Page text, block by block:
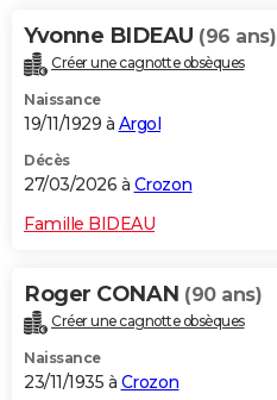
Yvonne BIDEAU (96 ans)
Créer une cagnotte obsèques
Naissance
19/11/1929 à Argol
Décès
27/03/2026 à Crozon
Famille BIDEAU
Roger CONAN (90 ans)
Créer une cagnotte obsèques
Naissance
23/11/1935 à Crozon